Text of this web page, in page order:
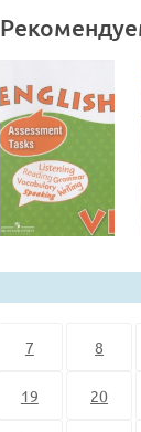
7 8
19 20